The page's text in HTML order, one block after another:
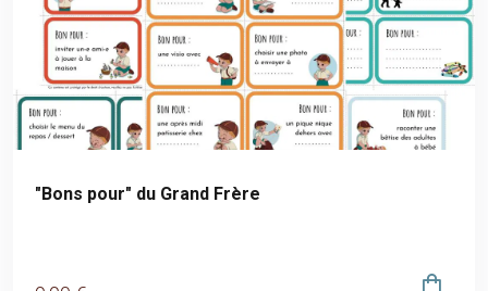
"Bons pour" du Grand Frère